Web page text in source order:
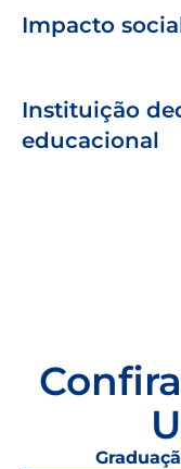
Impacto
Instituição
educacional